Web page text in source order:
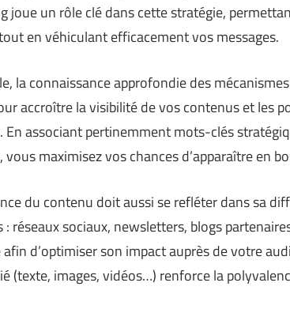
joue un rôle clé dans cette stratégie,
en véhiculant efficacement vos messages.
la connaissance approfondie des
accroître la visibilité de vos contenus et les
En associant pertinemment mots-clés
vous maximisez vos chances d’apparaître en
du contenu doit aussi se refléter dans sa
: réseaux sociaux, newsletters, blogs
d’optimiser son impact auprès de votre
(texte, images, vidéos…) renforce la